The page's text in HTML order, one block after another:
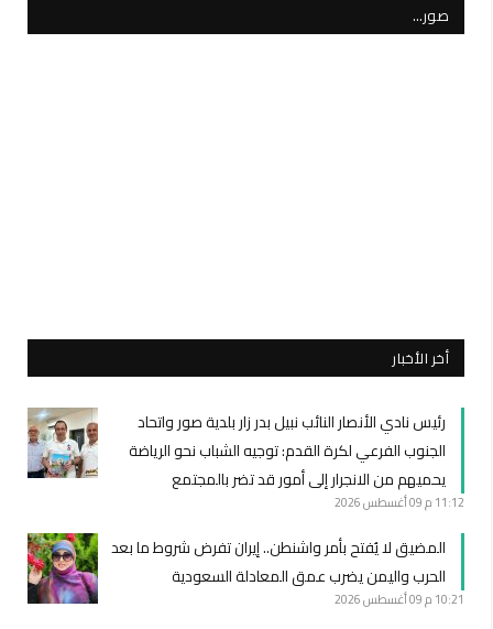
صور…
أخر الأخبار
رئيس نادي الأنصار النائب نبيل بدر زار بلدية صور واتحاد
الجنوب الفرعي لكرة القدم: توجيه الشباب نحو الرياضة
يحميهم من الانجرار إلى أمور قد تضر بالمجتمع
11:12 م 09 أغسطس 2026
المضيق لا يُفتح بأمر واشنطن.. إيران تفرض شروط ما بعد
الحرب واليمن يضرب عمق المعادلة السعودية
10:21 م 09 أغسطس 2026